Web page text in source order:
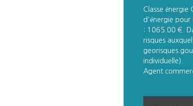
Classe énergie
d'énergie pour
: 1065.00 €.
risques
individuelle).
Agent